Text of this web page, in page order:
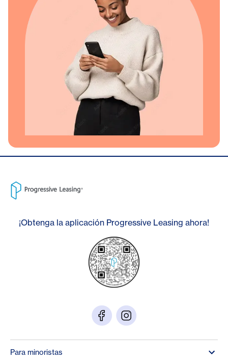
¡Obtenga la aplicación Progressive Leasing ahora!
Para minoristas